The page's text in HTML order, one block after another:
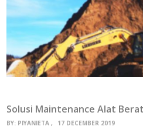
Solusi Maintenance Alat
BY: PIYANIETA 17 DECEMBER 2019